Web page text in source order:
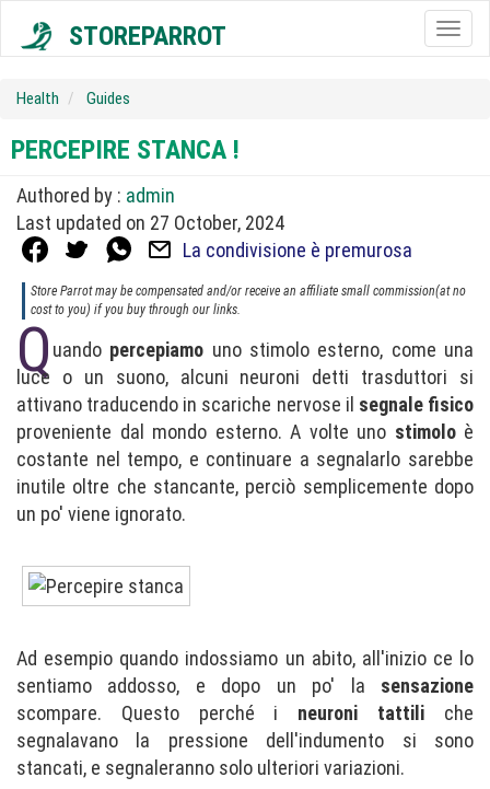
STOREPARROT
Health Guides
PERCEPIRE STANCA !
Authored by : admin
Last updated on 27 October, 2024
La condivisione è premurosa
Store Parrot may be compensated and/or receive an affiliate small commission(at no
cost to you) if you buy through our links.
Q uando percepiamo uno stimolo esterno, come una
luce o un suono, alcuni neuroni detti trasduttori si
attivano traducendo in scariche nervose il segnale fisico
proveniente dal mondo esterno. A volte uno stimoloè
costante nel tempo, e continuare a segnalarlo sarebbe
inutile oltre che stancante, perciò semplicemente dopo
un po' viene ignorato.
Ad esempio quando indossiamo un abito, all'inizio ce lo
sentiamo addosso, e dopo un po' la sensazione
scompare. Questo perché i neuroni tattili che
segnalavano la pressione dell'indumento si sono
stancati, e segnaleranno solo ulteriori variazioni.